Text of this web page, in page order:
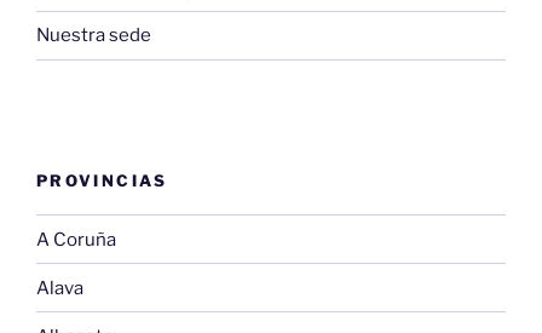
Nuestra sede
PROVINCIAS
A Coruña
Alava